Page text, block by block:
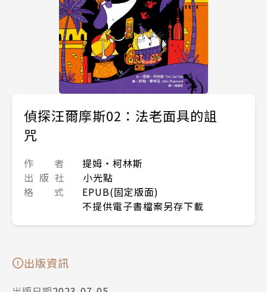
偵探汪爾摩斯02：法老面具的詛
咒
作 者
提姆‧柯林斯
出 版 社
小光點
格 式
EPUB(固定版面)
不提供電子書檔案另存下載
出版資訊